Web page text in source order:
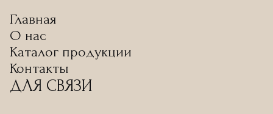
Главная
О нас
Каталог продукции
Контакты
ДЛЯ СВЯЗИ